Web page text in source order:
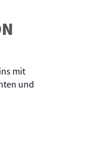
mit
und